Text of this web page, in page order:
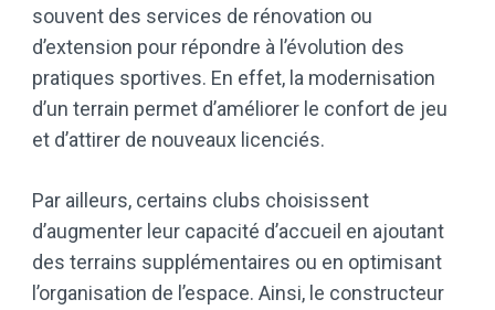
souvent des services de rénovation ou
d’extension pour répondre à l’évolution des
pratiques sportives. En effet, la modernisation
d’un terrain permet d’améliorer le confort de jeu
et d’attirer de nouveaux licenciés.
Par ailleurs, certains clubs choisissent
d’augmenter leur capacité d’accueil en ajoutant
des terrains supplémentaires ou en optimisant
l’organisation de l’espace. Ainsi, le constructeur